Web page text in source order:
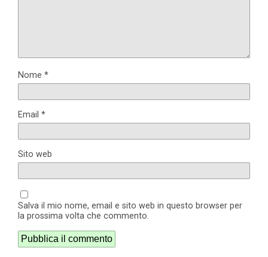
Nome *
Email *
Sito web
Salva il mio nome, email e sito web in questo browser per
la prossima volta che commento.